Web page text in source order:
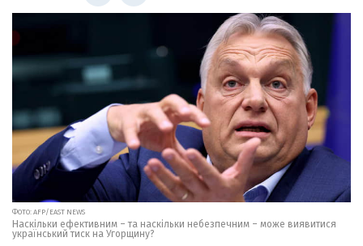
ФОТО: AFP/EAST NEWS
Наскільки ефективним – та наскільки небезпечним – може виявитися
український тиск на Угорщину?